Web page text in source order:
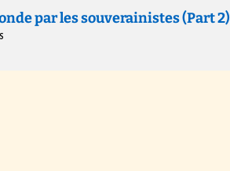
par les souverainistes (Part 2)